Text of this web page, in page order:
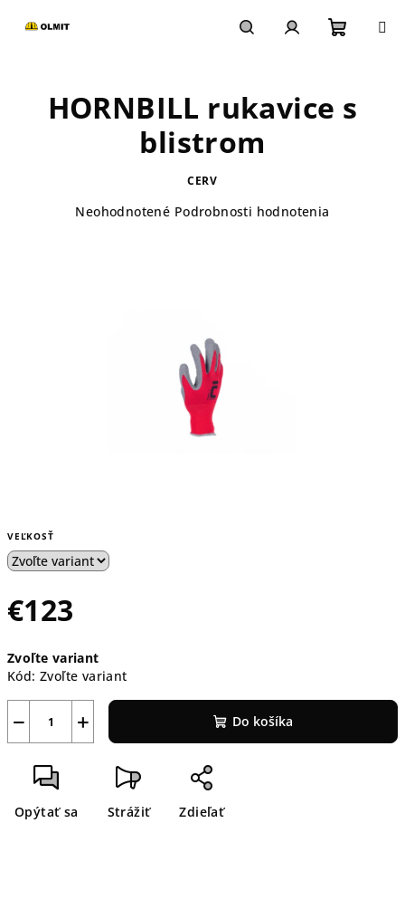
košík
VEĽKOSŤ
€123
cena:
Zvoľte variant
Kód: Zvoľte variant
+
− Do košíka
Opýtať sa Strážiť Zdieľať
HORNBILL rukavice s
blistrom
CERV
Priemerné
Neohodnotené Podrobnosti hodnotenia